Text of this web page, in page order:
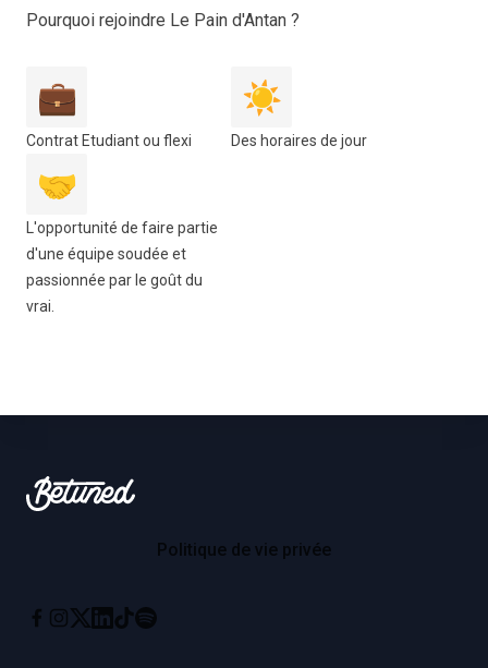
Pourquoi rejoindre Le Pain d'Antan ?
💼
Contrat Etudiant ou flexi
☀️
Des horaires de jour
🤝
L'opportunité de faire partie
d'une équipe soudée et
passionnée par le goût du
vrai.
Betuned
Politique de vie privée
Instagram
X Linkedin
TiktokSpotify